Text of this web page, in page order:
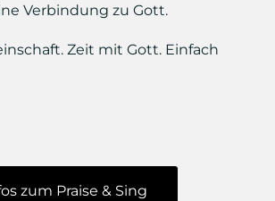
Verbindung zu Gott.
Zeit mit Gott. Einfach
zum Praise & Sing